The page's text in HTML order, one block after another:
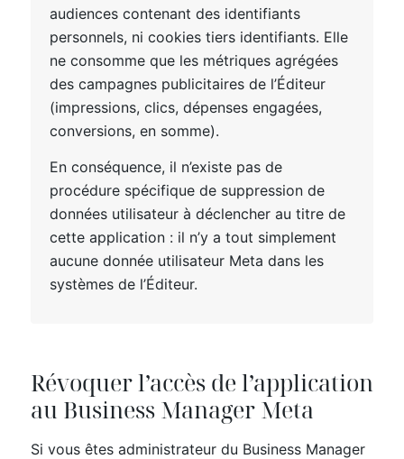
audiences contenant des identifiants
personnels, ni cookies tiers identifiants. Elle
ne consomme que les métriques agrégées
des campagnes publicitaires de l’Éditeur
(impressions, clics, dépenses engagées,
conversions, en somme).
En conséquence, il n’existe pas de
procédure spécifique de suppression de
données utilisateur à déclencher au titre de
cette application : il n’y a tout simplement
aucune donnée utilisateur Meta dans les
systèmes de l’Éditeur.
Révoquer l’accès de l’application
au Business Manager Meta
Si vous êtes administrateur du Business Manager